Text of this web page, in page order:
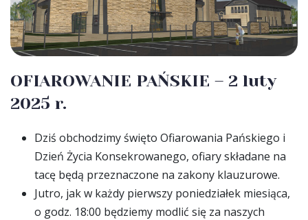
OFIAROWANIE PAŃSKIE – 2 luty
2025 r.
Dziś obchodzimy święto Ofiarowania Pańskiego i
Dzień Życia Konsekrowanego, ofiary składane na
tacę będą przeznaczone na zakony klauzurowe.
Jutro, jak w każdy pierwszy poniedziałek miesiąca,
o godz. 18:00 będziemy modlić się za naszych